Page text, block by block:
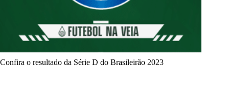
Confira o resultado da Série D do Brasileirão 2023